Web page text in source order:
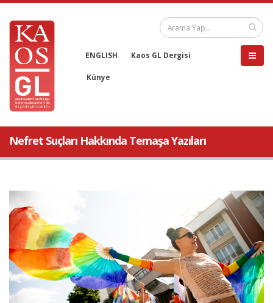
ENGLISH Kaos GL Dergisi
Künye
Nefret Suçları Hakkında Temaşa Yazıları